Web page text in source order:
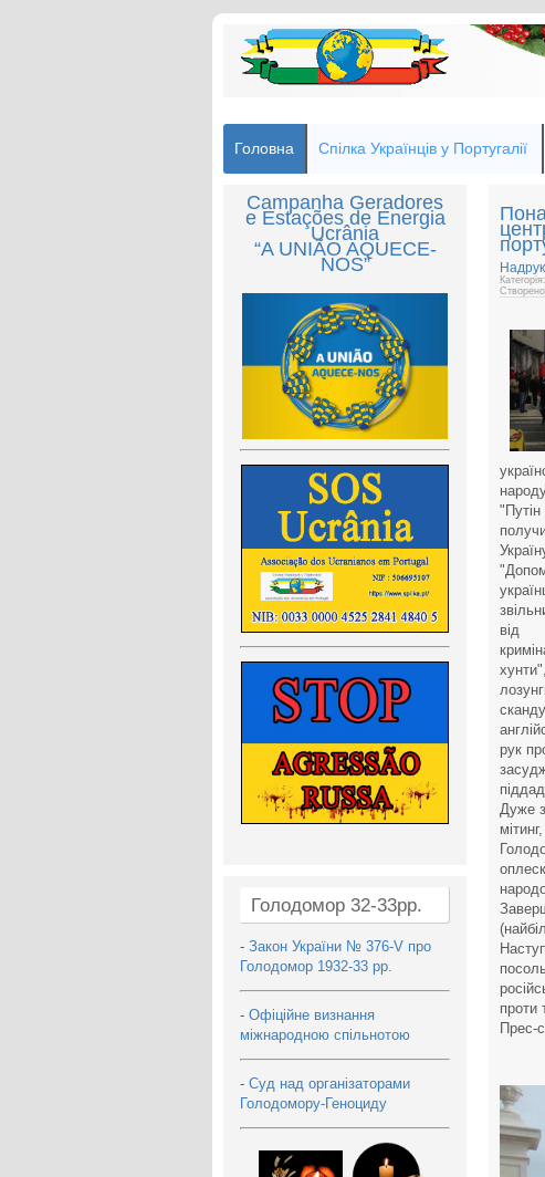
Головна Спілка Українців у Португалії
Campanha Geradores
e Estações de Energia
Ucrânia
“A UNIÃO AQUECE-
NOS”
Голодомор 32-33рр.
- Закон України № 376-V про
Голодомор 1932-33 рр.
- Офіційне визнання
міжнародною спільнотою
- Суд над організаторами
Голодомору-Геноциду
від
рук
Дуже
проти
Прес-